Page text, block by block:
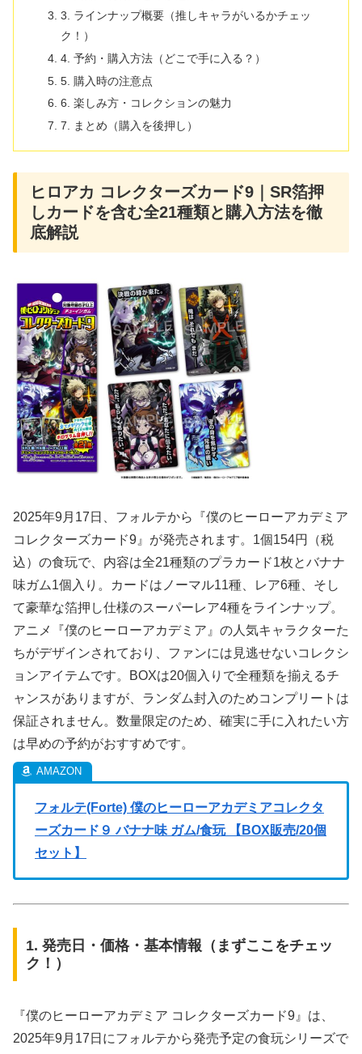
3. ラインナップ概要（推しキャラがいるかチェッ
ク！）
4. 予約・購入方法（どこで手に入る？）
5. 購入時の注意点
6. 楽しみ方・コレクションの魅力
7. まとめ（購入を後押し）
ヒロアカ コレクターズカード9｜SR箔押
しカードを含む全21種類と購入方法を徹
底解説
2025年9月17日、フォルテから『僕のヒーローアカデミア
コレクターズカード9』が発売されます。1個154円（税
込）の食玩で、内容は全21種類のプラカード1枚とバナナ
味ガム1個入り。カードはノーマル11種、レア6種、そし
て豪華な箔押し仕様のスーパーレア4種をラインナップ。
アニメ『僕のヒーローアカデミア』の人気キャラクターた
ちがデザインされており、ファンには見逃せないコレクシ
ョンアイテムです。BOXは20個入りで全種類を揃えるチ
ャンスがありますが、ランダム封入のためコンプリートは
保証されません。数量限定のため、確実に手に入れたい方
は早めの予約がおすすめです。
フォルテ(Forte) 僕のヒーローアカデミアコレクタ
ーズカード９ バナナ味 ガム/食玩 【BOX販売/20個
セット】
1. 発売日・価格・基本情報（まずここをチェッ
ク！）
『僕のヒーローアカデミア コレクターズカード9』は、
2025年9月17日にフォルテから発売予定の食玩シリーズで